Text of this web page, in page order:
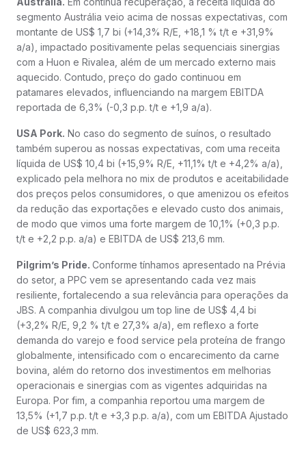
segmento Austrália veio acima de nossas expectativas, com
montante de US$ 1,7 bi (+14,3% R/E, +18,1 % t/t e +31,9%
a/a), impactado positivamente pelas sequenciais sinergias
com a Huon e Rivalea, além de um mercado externo mais
aquecido. Contudo, preço do gado continuou em
patamares elevados, influenciando na margem EBITDA
reportada de 6,3% (-0,3 p.p. t/t e +1,9 a/a).
USA Pork. No caso do segmento de suínos, o resultado
também superou as nossas expectativas, com uma receita
líquida de US$ 10,4 bi (+15,9% R/E, +11,1% t/t e +4,2% a/a),
explicado pela melhora no mix de produtos e aceitabilidade
dos preços pelos consumidores, o que amenizou os efeitos
da redução das exportações e elevado custo dos animais,
de modo que vimos uma forte margem de 10,1% (+0,3 p.p.
t/t e +2,2 p.p. a/a) e EBITDA de US$ 213,6 mm.
Pilgrim’s Pride. Conforme tínhamos apresentado na Prévia
do setor, a PPC vem se apresentando cada vez mais
resiliente, fortalecendo a sua relevância para operações da
JBS. A companhia divulgou um top line de US$ 4,4 bi
(+3,2% R/E, 9,2 % t/t e 27,3% a/a), em reflexo a forte
demanda do varejo e food service pela proteína de frango
globalmente, intensificado com o encarecimento da carne
bovina, além do retorno dos investimentos em melhorias
operacionais e sinergias com as vigentes adquiridas na
Europa. Por fim, a companhia reportou uma margem de
13,5% (+1,7 p.p. t/t e +3,3 p.p. a/a), com um EBITDA Ajustado
de US$ 623,3 mm.